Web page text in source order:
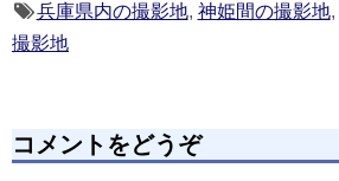
兵庫県内の撮影地, 神姫間の撮影地,
撮影地
コメントをどうぞ